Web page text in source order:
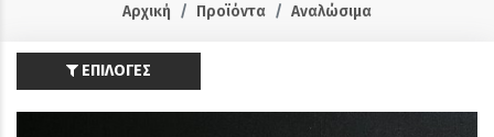
Αρχική Προϊόντα Αναλώσιμα
ΕΠΙΛΟΓΕΣ